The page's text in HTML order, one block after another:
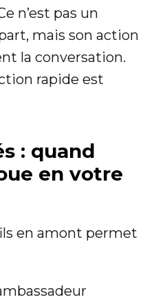
n’est pas un
mais son action
la conversation.
rapide est
: quand
en votre
en amont permet